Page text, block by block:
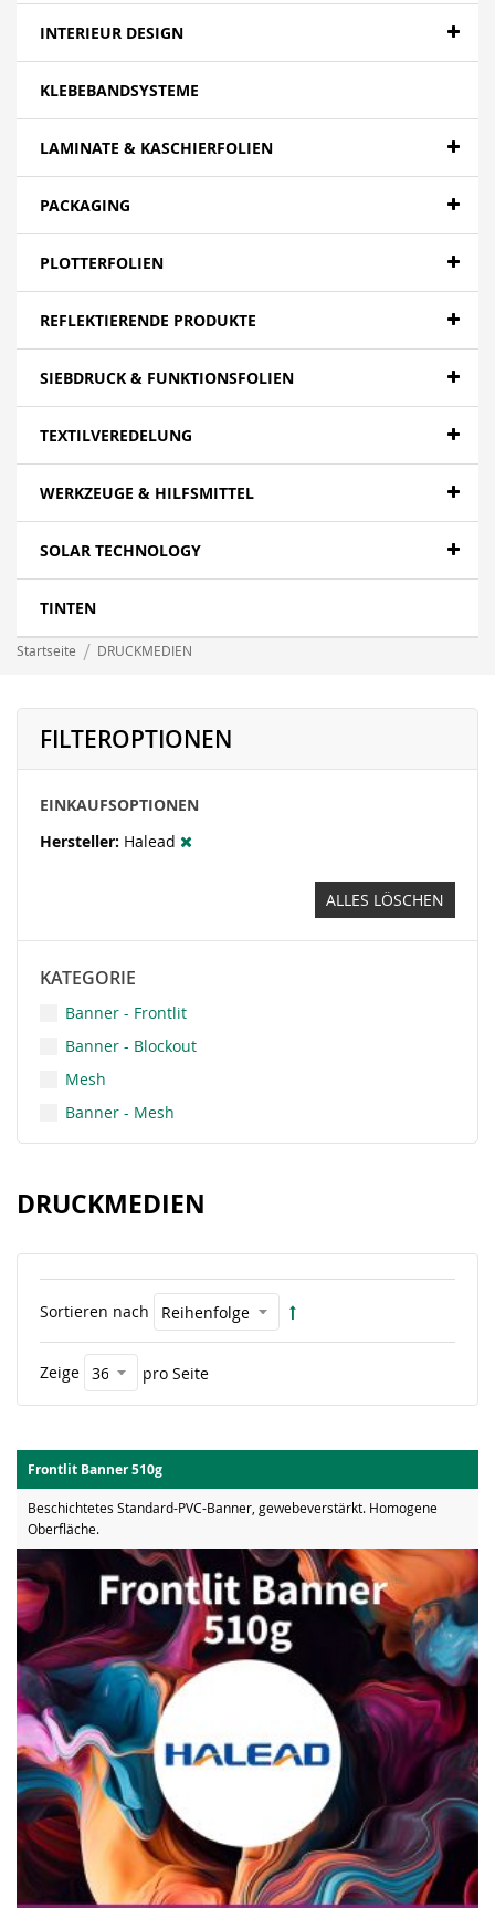
Papier
Canvas
Mesh
Textilien
Folien - High Tack | Niedertemperaturen
Folien - Adhäsionsfolien
Papier- Fotopapier
Textilien - Canvas
Folien- polymer
LFP wasserbasierend - Papier
LFP wasserbasierend - Canvas
LFP wasserbasierend - Folie
LFP wasserbasierend - Textil
Banner - Mesh
INTERIEUR DESIGN
KLEBEBANDSYSTEME
LAMINATE & KASCHIERFOLIEN
PACKAGING
PLOTTERFOLIEN
REFLEKTIERENDE PRODUKTE
SIEBDRUCK & FUNKTIONSFOLIEN
TEXTILVEREDELUNG
WERKZEUGE & HILFSMITTEL
SOLAR TECHNOLOGY
TINTEN
Startseite DRUCKMEDIEN
DRUCKMEDIEN
Sortieren nach
Zeige pro Seite
Frontlit Banner 510g
Beschichtetes Standard-PVC-Banner, gewebeverstärkt. Homogene
Oberfläche.
FILTEROPTIONEN
EINKAUFSOPTIONEN
Hersteller Halead
ALLES LÖSCHEN
KATEGORIE
Banner - Frontlit
Banner - Blockout
Mesh
Banner - Mesh